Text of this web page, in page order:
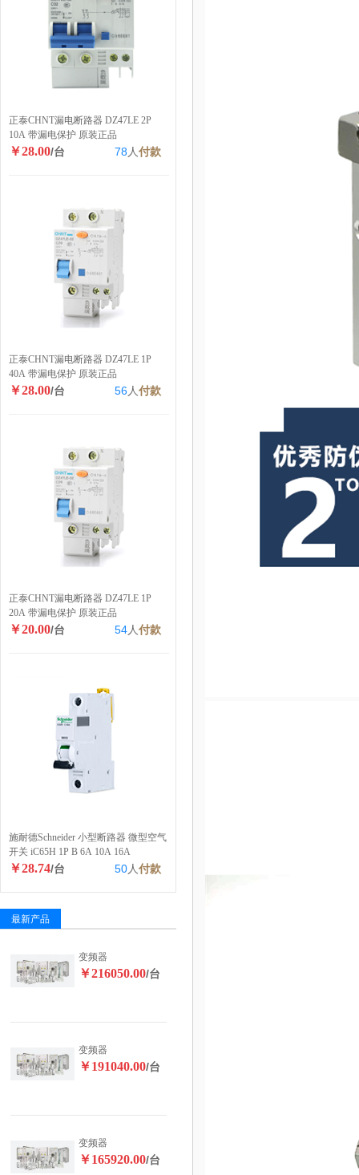
正泰CHNT漏电断路器 DZ47LE 2P
10A 带漏电保护 原装正品
￥28.00/台 78 人付款
正泰CHNT漏电断路器 DZ47LE 1P
40A 带漏电保护 原装正品
￥28.00/台 56人付款
正泰CHNT漏电断路器 DZ47LE 1P
20A 带漏电保护 原装正品
￥20.00/台 54人付款
施耐德Schneider 小型断路器 微型空气
开关 iC65H 1P B 6A 10A 16A
￥28.74/台 50人付款
最新产品
变频器
￥216050.00/台
变频器
￥191040.00/台
变频器
￥165920.00/台